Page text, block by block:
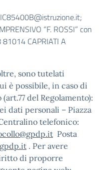
“F. ROSSI” con
81014 CAPRIATI A
sono tutelati
è possibile, in caso di
del Regolamento):
dati personali – Piazza
telefonico:
Posta
. Per avere
di proporre